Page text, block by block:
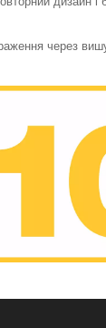
через